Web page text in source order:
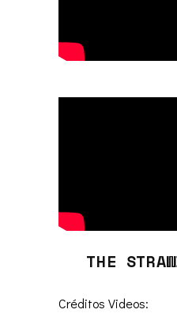
THE
Créditos Videos: